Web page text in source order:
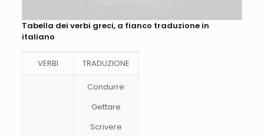
Tabella dei verbi greci, a fianco traduzione in
italiano
VERBI TRADUZIONE
Condurre
Gettare
Scrivere